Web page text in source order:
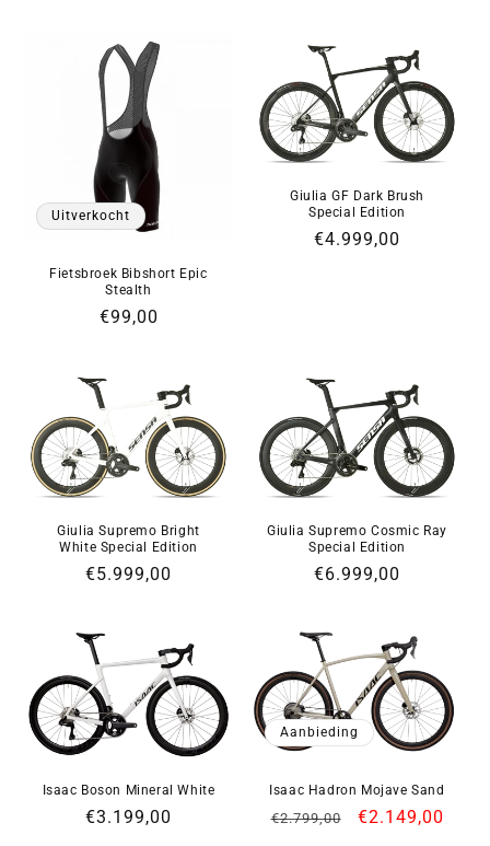
Uitverkocht
Fietsbroek Bibshort Epic
Stealth
Normale
€99,00
Giulia GF Dark Brush
Special Edition
Normale
€4.999,00
Giulia Supremo Bright
White Special Edition
Normale
€5.999,00
Giulia Supremo Cosmic Ray
Special Edition
Normale
€6.999,00
Isaac Boson Mineral White
Normale
€3.199,00
Aanbieding
Isaac Hadron Mojave Sand
Normale
€2.799,00 €2.149,00